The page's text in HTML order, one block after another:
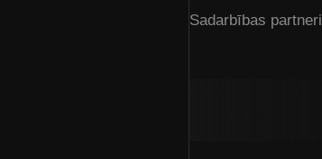
Sadarbības partneri